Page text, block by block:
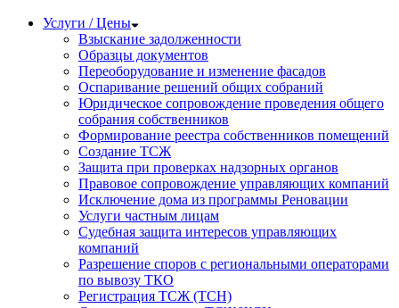
Услуги / Цены
Взыскание задолженности
Образцы документов
Переоборудование и изменение фасадов
Оспаривание решений общих собраний
Юридическое сопровождение проведения общего
собрания собственников
Формирование реестра собственников помещений
Создание ТСЖ
Защита при проверках надзорных органов
Правовое сопровождение управляющих компаний
Исключение дома из программы Реновации
Услуги частным лицам
Судебная защита интересов управляющих
компаний
Разрешение споров с региональными операторами
по вывозу ТКО
Регистрация ТСЖ (ТСН)